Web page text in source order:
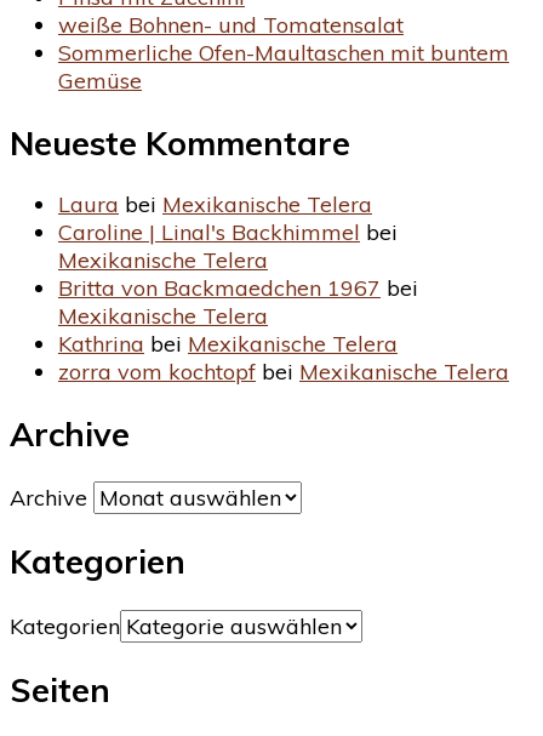
weiße Bohnen- und Tomatensalat
Sommerliche Ofen-Maultaschen mit buntem
Gemüse
Neueste Kommentare
Laura bei Mexikanische Telera
Caroline | Linal's Backhimmel bei
Mexikanische Telera
Britta von Backmaedchen 1967 bei
Mexikanische Telera
Kathrina bei Mexikanische Telera
zorra vom kochtopf bei Mexikanische Telera
Archive
Archive
Kategorien
Kategorien
Seiten